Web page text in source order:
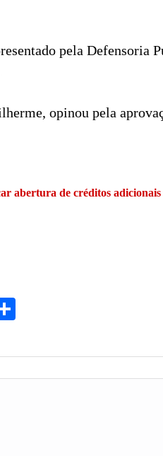
pela Defensoria
opinou pela
abertura de créditos adicionais